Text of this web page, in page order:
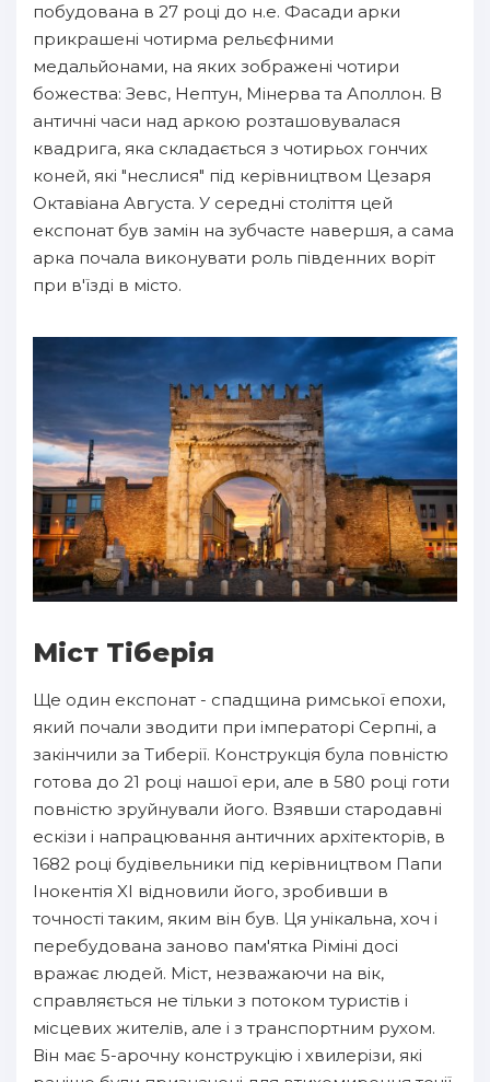
побудована в 27 році до н.е. Фасади арки
прикрашені чотирма рельєфними
медальйонами, на яких зображені чотири
божества: Зевс, Нептун, Мінерва та Аполлон. В
античні часи над аркою розташовувалася
квадрига, яка складається з чотирьох гончих
коней, які "неслися" під керівництвом Цезаря
Октавіана Августа. У середні століття цей
експонат був замін на зубчасте навершя, а сама
арка почала виконувати роль південних воріт
при в'їзді в місто.
Міст Тіберія
Ще один експонат - спадщина римської епохи,
який почали зводити при імператорі Серпні, а
закінчили за Тиберії. Конструкція була повністю
готова до 21 році нашої ери, але в 580 році готи
повністю зруйнували його. Взявши стародавні
ескізи і напрацювання античних архітекторів, в
1682 році будівельники під керівництвом Папи
Інокентія XI відновили його, зробивши в
точності таким, яким він був. Ця унікальна, хоч і
перебудована заново пам'ятка Ріміні досі
вражає людей. Міст, незважаючи на вік,
справляється не тільки з потоком туристів і
місцевих жителів, але і з транспортним рухом.
Він має 5-арочну конструкцію і хвилерізи, які